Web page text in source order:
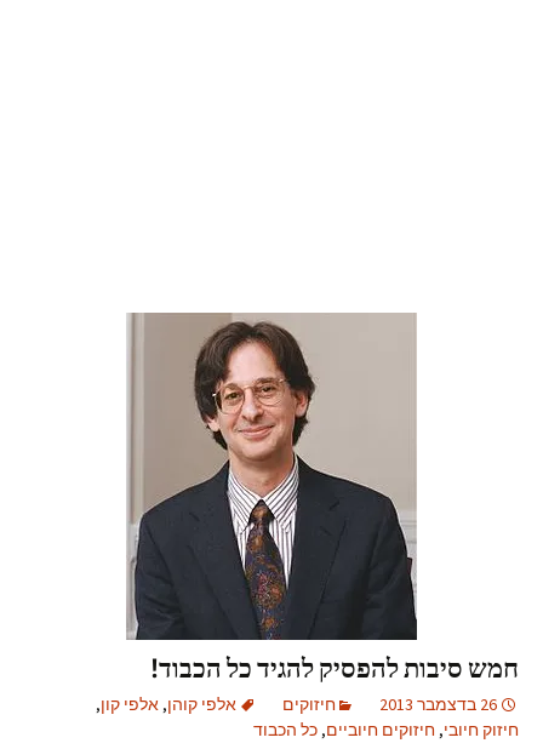
חמש סיבות להפסיק להגיד כל הכבוד!
26 בדצמבר 2013 חיזוקים אלפי קוהן, אלפי קון,
חיזוק חיובי, חיזוקים חיוביים, כל הכבוד